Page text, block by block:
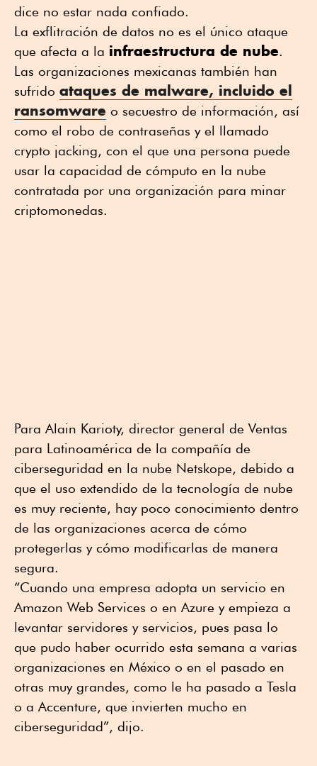
dice no estar nada confiado.
La exflitración de datos no es el único ataque
que afecta a la infraestructura de nube.
Las organizaciones mexicanas también han
sufrido ataques de malware, incluido el
ransomware o secuestro de información, así
como el robo de contraseñas y el llamado
crypto jacking, con el que una persona puede
usar la capacidad de cómputo en la nube
contratada por una organización para minar
criptomonedas.
Para Alain Karioty, director general de Ventas
para Latinoamérica de la compañía de
ciberseguridad en la nube Netskope, debido a
que el uso extendido de la tecnología de nube
es muy reciente, hay poco conocimiento dentro
de las organizaciones acerca de cómo
protegerlas y cómo modificarlas de manera
segura.
“Cuando una empresa adopta un servicio en
Amazon Web Services o en Azure y empieza a
levantar servidores y servicios, pues pasa lo
que pudo haber ocurrido esta semana a varias
organizaciones en México o en el pasado en
otras muy grandes, como le ha pasado a Tesla
o a Accenture, que invierten mucho en
ciberseguridad”, dijo.